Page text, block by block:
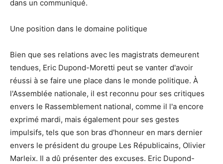
dans un communiqué.
Une position dans le domaine politique
Bien que ses relations avec les magistrats demeurent
tendues, Eric Dupond-Moretti peut se vanter d'avoir
réussi à se faire une place dans le monde politique. À
l'Assemblée nationale, il est reconnu pour ses critiques
envers le Rassemblement national, comme il l'a encore
exprimé mardi, mais également pour ses gestes
impulsifs, tels que son bras d'honneur en mars dernier
envers le président du groupe Les Républicains, Olivier
Marleix. Il a dû présenter des excuses. Eric Dupond-